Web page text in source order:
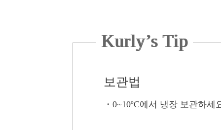
Kurly’s Tip
보관법
・ 0~10ºC에서 냉장 보관하세